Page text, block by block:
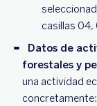
casillas 04,
Datos de
forestales y
una actividad
concretamente: